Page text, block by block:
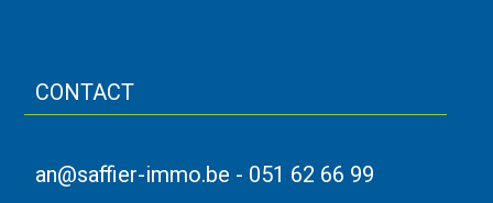
CONTACT
an@saffier-immo.be - 051 62 66 99